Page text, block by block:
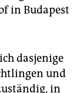
in Budapest
dasjenige
und
in